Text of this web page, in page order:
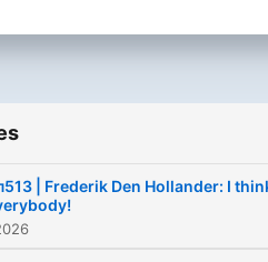
| Frederik Den Hollander: I